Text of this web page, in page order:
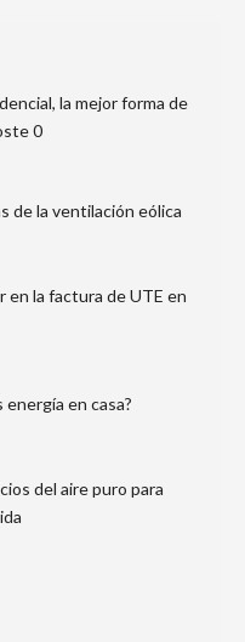
la mejor forma de
0
de la ventilación eólica
en la factura de UTE en
energía en casa?
del aire puro para